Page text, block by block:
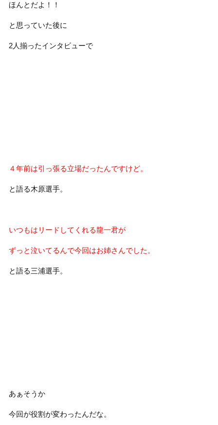
ほんとだよ！！
と思っていた後に
2人揃ったインタビューで
４年前は引っ張る立場だったんですけど。
と語る木原選手。
いつもはリードしてくれる龍一君が
ずっと泣いてるんで今回はお姉さんでした。
と語る三浦選手。
あぁそうか
今回が役割が変わったんだな。